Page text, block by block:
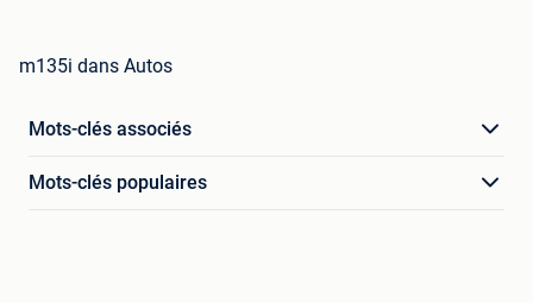
m135i dans Autos
Mots-clés associés
Mots-clés populaires